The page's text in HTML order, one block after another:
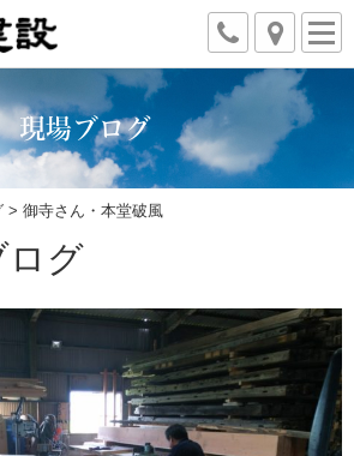
現場ブログ
> 御寺さん・本堂破風
ログ